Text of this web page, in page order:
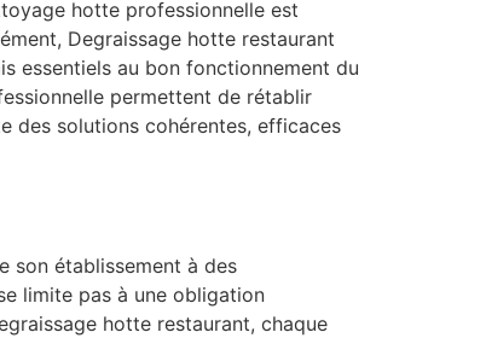
hotte professionnelle est
Degraissage hotte restaurant
essentiels au bon fonctionnement du
permettent de rétablir
des solutions cohérentes, efficaces
son établissement à des
limite pas à une obligation
hotte restaurant, chaque